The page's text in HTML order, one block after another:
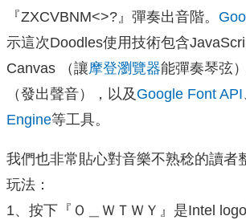
『ZXCVBNM<>?』彈奏出音階。
示這次Doodles使用技術包含
Canvas （讓摩登瀏覽器能彈奏琴弦
（發出聲音），以及 Google Font API
Engine等工具。
我們也非常貼心對音樂不熟稔的讀者
玩法：
1、按下『Ｏ＿ＷＴＷＹ』是Intel logo